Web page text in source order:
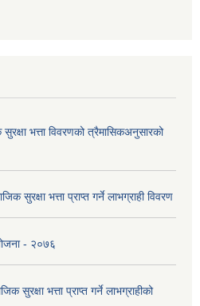
भत्ता विवरणको त्रैमासिकअनुसारको
सुरक्षा भत्ता प्राप्त गर्ने लाभग्राही विवरण
- २०७६
सुरक्षा भत्ता प्राप्त गर्ने लाभग्राहीको